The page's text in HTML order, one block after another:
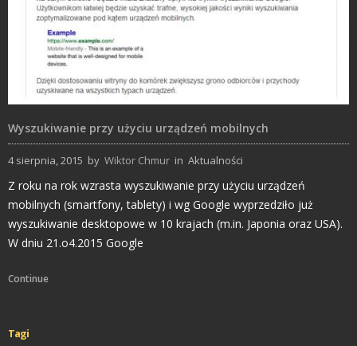
Wyszukiwanie przy użyciu urządzeń mobilnych
4 sierpnia, 2015 by Wiktor Chmur in Aktualności
Z roku na rok wzrasta wyszukiwanie przy użyciu urządzeń
mobilnych (smartfony, tablety) i wg Google wyprzedziło już
wyszukiwanie desktopowe w 10 krajach (m.in. Japonia oraz USA).
W dniu 21.o4.2015 Google
Continue
Tagi